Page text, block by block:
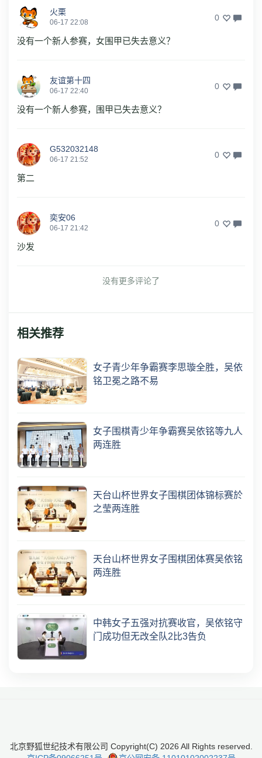
火栗
06-17 22:08 0
没有一个新人参赛，女围甲已失去意义？
友谊第十四
06-17 22:40 0
没有一个新人参赛，围甲已失去意义？
G532032148
06-17 21:52 0
第二
奕安06
06-17 21:42 0
沙发
没有更多评论了
相关推荐
女子青少年争霸赛李思璇全胜，吴依
铭卫冕之路不易
女子围棋青少年争霸赛吴依铭等九人
两连胜
天台山杯世界女子围棋团体锦标赛於
之莹两连胜
天台山杯世界女子围棋团体赛吴依铭
两连胜
中韩女子五强对抗赛收官，吴依铭守
门成功但无改全队2比3告负
北京野狐世纪技术有限公司 Copyright(C) 2026 All Rights reserved.